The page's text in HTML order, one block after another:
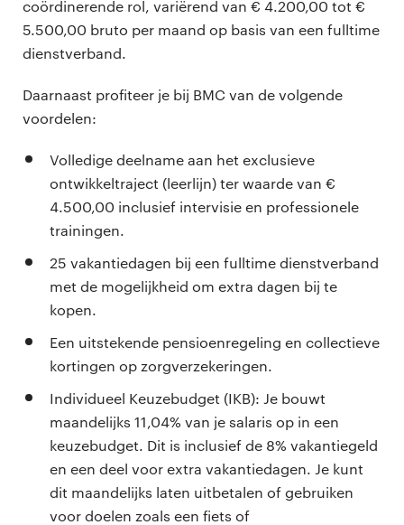
coördinerende rol, variërend van € 4.200,00 tot €
5.500,00 bruto per maand op basis van een fulltime
dienstverband.
Daarnaast profiteer je bij BMC van de volgende
voordelen:
Volledige deelname aan het exclusieve
ontwikkeltraject (leerlijn) ter waarde van €
4.500,00 inclusief intervisie en professionele
trainingen.
25 vakantiedagen bij een fulltime dienstverband
met de mogelijkheid om extra dagen bij te
kopen.
Een uitstekende pensioenregeling en collectieve
kortingen op zorgverzekeringen.
Individueel Keuzebudget (IKB): Je bouwt
maandelijks 11,04% van je salaris op in een
keuzebudget. Dit is inclusief de 8% vakantiegeld
en een deel voor extra vakantiedagen. Je kunt
dit maandelijks laten uitbetalen of gebruiken
voor doelen zoals een fiets of